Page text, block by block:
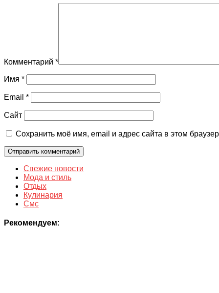
Комментарий *
Имя *
Email *
Сайт
Сохранить моё имя, email и адрес сайта в этом
Свежие новости
Мода и стиль
Отдых
Кулинария
Смс
Рекомендуем: